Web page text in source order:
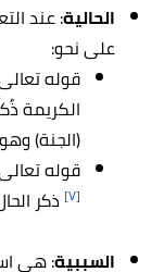
الحالية: عند
على نحو:
قوله
الكريمة
(الجنة)
قوله
[٧]
ذكر
السببية: هي